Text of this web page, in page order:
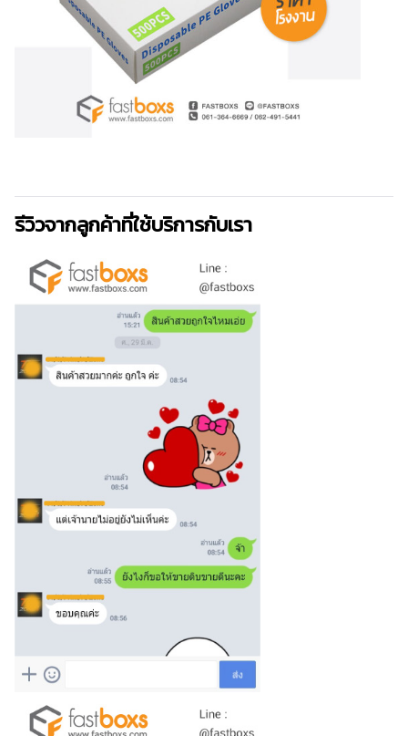
รีวิวจากลูกค้าที่ใช้บริการกับเรา